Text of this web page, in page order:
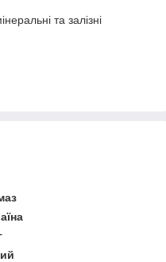
та залізні